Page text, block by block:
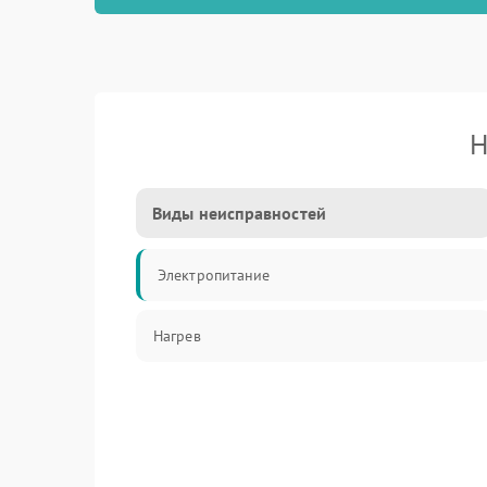
Виды неисправностей
Электропитание
Нагрев